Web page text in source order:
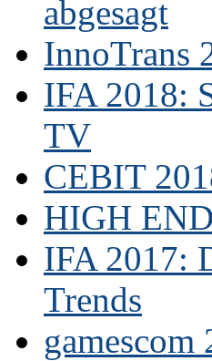
abgesagt
InnoTrans
IFA 2018:
TV
CEBIT
HIGH
IFA 2017:
Trends